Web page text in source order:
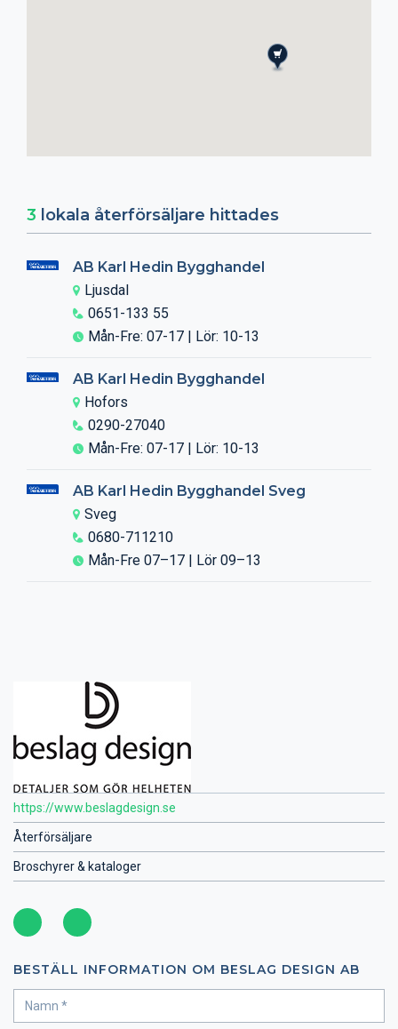
https://www.beslagdesign.se
Återförsäljare
Broschyrer & kataloger
BESTÄLL INFORMATION OM BESLAG DESIGN AB
3 lokala återförsäljare hittades
AB Karl Hedin Bygghandel
Ljusdal
0651-133 55
Mån-Fre: 07-17 | Lör: 10-13
AB Karl Hedin Bygghandel
Hofors
0290-27040
Mån-Fre: 07-17 | Lör: 10-13
AB Karl Hedin Bygghandel Sveg
Sveg
0680-711210
Mån-Fre 07–17 | Lör 09–13